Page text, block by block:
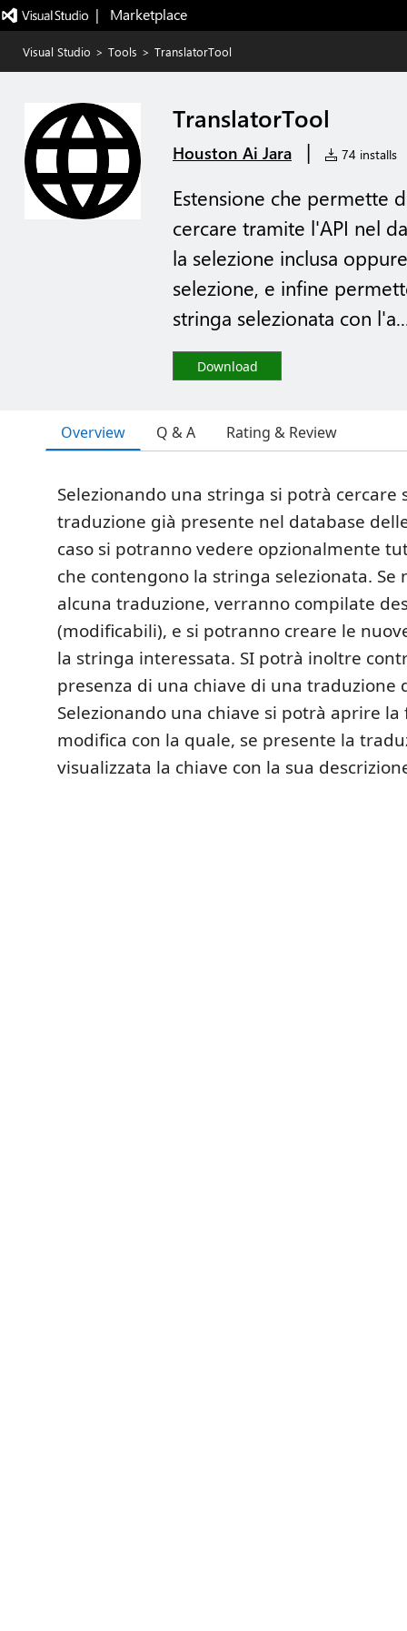
|   Marketplace
Visual Studio > Tools > TranslatorTool
TranslatorTool
Houston Ai Jara | 74 installs
Estensione che permette
cercare tramite l'API nel
la selezione inclusa
selezione, e infine
stringa selezionata con
Download
Overview Q & A Rating & Review
Selezionando una stringa si potrà cercare
traduzione già presente nel database
caso si potranno vedere opzionalmente
che contengono la stringa selezionata. Se
alcuna traduzione, verranno compilate
(modificabili), e si potranno creare le
la stringa interessata. SI potrà inoltre
presenza di una chiave di una traduzione
Selezionando una chiave si potrà aprire
modifica con la quale, se presente la
visualizzata la chiave con la sua